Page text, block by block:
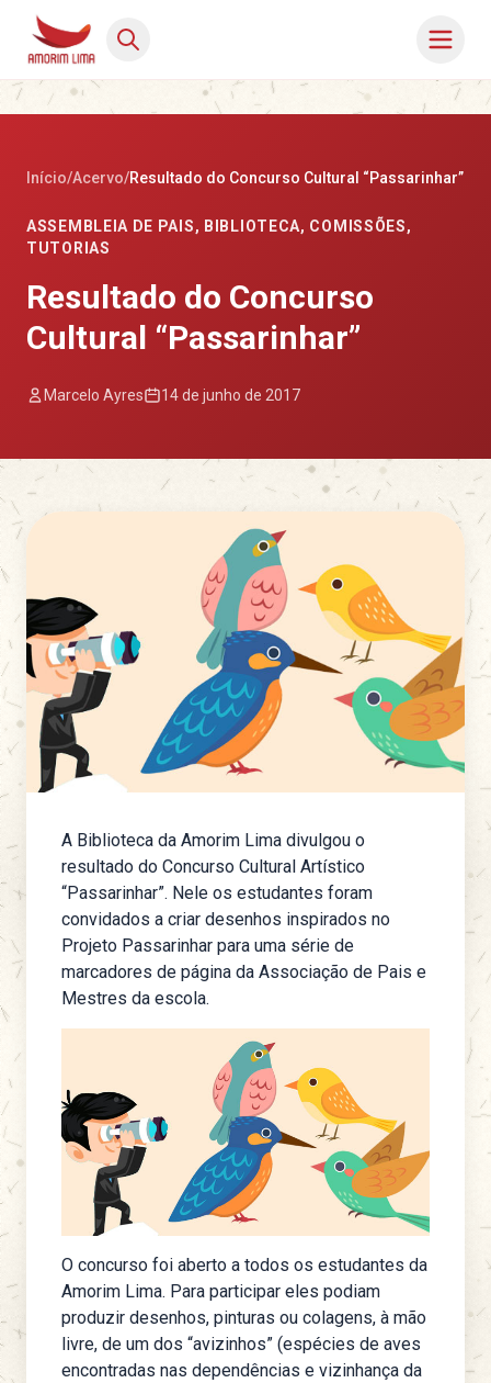
Início/Acervo/Resultado do Concurso Cultural “Passarinhar”
ASSEMBLEIA DE PAIS, BIBLIOTECA, COMISSÕES,
TUTORIAS
Resultado do Concurso
Cultural “Passarinhar”
Marcelo Ayres 14 de junho de 2017
A Biblioteca da Amorim Lima divulgou o
resultado do Concurso Cultural Artístico
“Passarinhar”. Nele os estudantes foram
convidados a criar desenhos inspirados no
Projeto Passarinhar para uma série de
marcadores de página da Associação de Pais e
Mestres da escola.
O concurso foi aberto a todos os estudantes da
Amorim Lima. Para participar eles podiam
produzir desenhos, pinturas ou colagens, à mão
livre, de um dos “avizinhos” (espécies de aves
encontradas nas dependências e vizinhança da